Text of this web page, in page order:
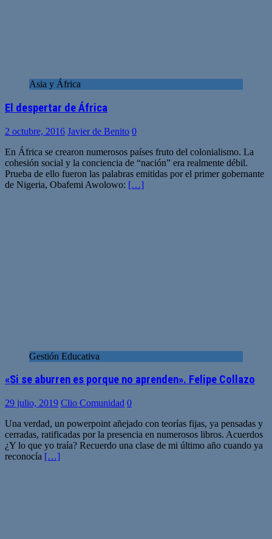
Asia y África
El despertar de África
2 octubre, 2016 Javier de Benito 0
En África se crearon numerosos países fruto del colonialismo. La
cohesión social y la conciencia de “nación” era realmente débil.
Prueba de ello fueron las palabras emitidas por el primer gobernante
de Nigeria, Obafemi Awolowo: […]
Gestión Educativa
«Si se aburren es porque no aprenden». Felipe Collazo
29 julio, 2019 Clio Comunidad 0
Una verdad, un powerpoint añejado con teorías fijas, ya pensadas y
cerradas, ratificadas por la presencia en numerosos libros. Acuerdos
¿Y lo que yo traía? Recuerdo una clase de mi último año cuando ya
reconocía […]